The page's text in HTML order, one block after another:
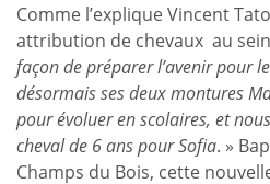
Comme l’explique Vincent
attribution de chevaux au
façon de préparer l’avenir pour
désormais ses deux montures
pour évoluer en scolaires, et
cheval de 6 ans pour Sofia. »
Champs du Bois, cette